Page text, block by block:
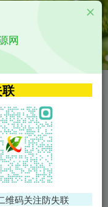
APP源码
影视源码
影视源码
量4核4G3M服务器38元/
网
维码关注防失联